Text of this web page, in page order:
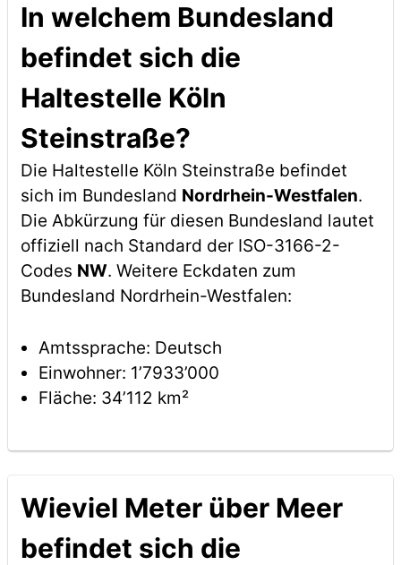
In welchem Bundesland
befindet sich die
Haltestelle Köln
Steinstraße?
Die Haltestelle Köln Steinstraße befindet
sich im Bundesland Nordrhein-Westfalen.
Die Abkürzung für diesen Bundesland lautet
offiziell nach Standard der ISO-3166-2-
Codes NW. Weitere Eckdaten zum
Bundesland Nordrhein-Westfalen:
Amtssprache: Deutsch
Einwohner: 1’7933’000
Fläche: 34’112 km²
Wieviel Meter über Meer
befindet sich die